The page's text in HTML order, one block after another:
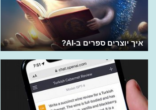
איך יוצרים ספרים ב-AI?